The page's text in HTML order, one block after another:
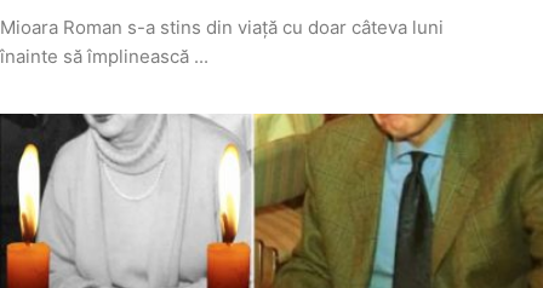
Mioara Roman s-a stins din viață cu doar câteva luni
înainte să împlinească ...